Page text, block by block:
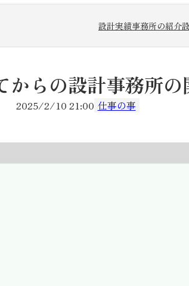
設計実績事務所の紹介
からの設計事務所の
2025/2/10 21:00 仕事の事